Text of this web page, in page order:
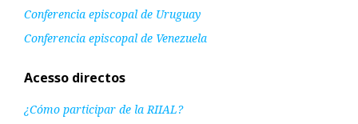
Conferencia episcopal de Uruguay
Conferencia episcopal de Venezuela
Acesso directos
¿Cómo participar de la RIIAL?